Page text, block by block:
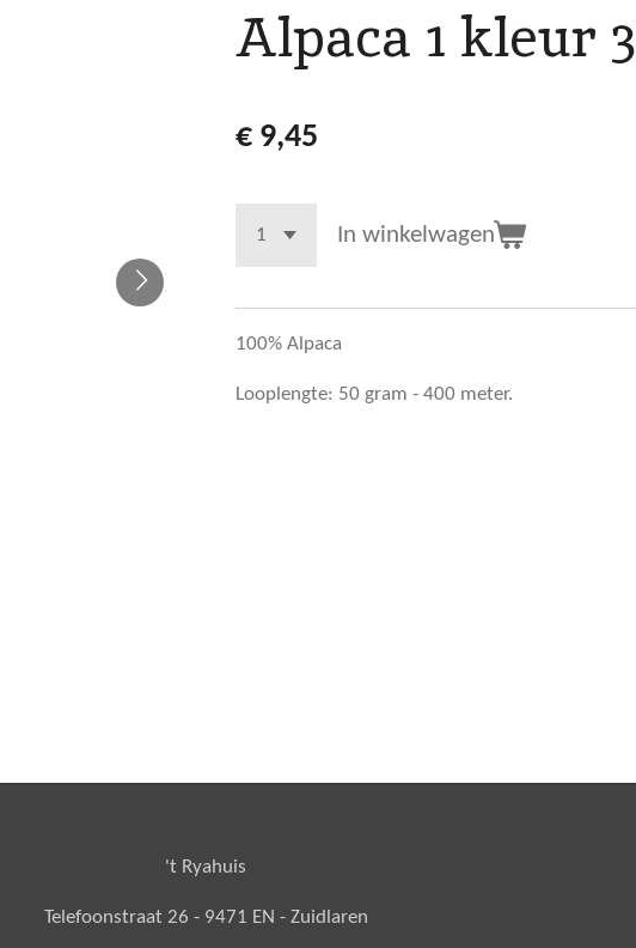
Alpaca 1 kleur 3
€ 9,45
In winkelwagen
100% Alpaca
Looplengte: 50 gram - 400 meter.
't Ryahuis
Telefoonstraat 26 - 9471 EN - Zuidlaren